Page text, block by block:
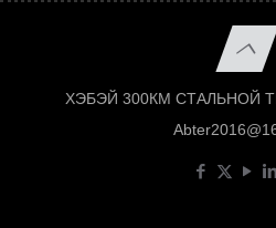
ХЭБЭЙ 300КМ СТАЛЬНОЙ